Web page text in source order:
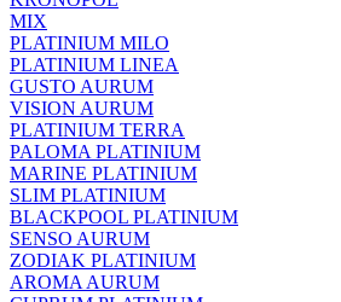
MIX
PLATINIUM MILO
PLATINIUM LINEA
GUSTO AURUM
VISION AURUM
PLATINIUM TERRA
PALOMA PLATINIUM
MARINE PLATINIUM
SLIM PLATINIUM
BLACKPOOL PLATINIUM
SENSO AURUM
ZODIAK PLATINIUM
AROMA AURUM